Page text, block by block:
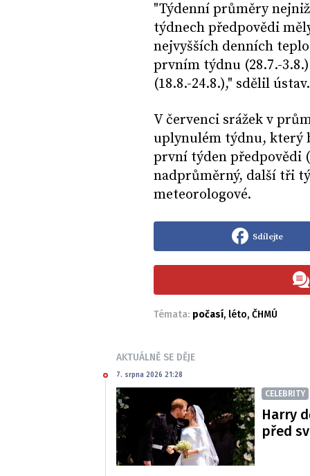
"Týdenní průměry
týdnech předpovědi
nejvyšších denních
prvním týdnu (28.7.-
(18.8.-24.8.)," sdělil ústav.
V červenci srážek v
uplynulém týdnu, který
první týden předpovědi
nadprůměrný, další tři
meteorologové.
Sdílejte
Témata: počasí, léto, ČHMÚ
AKTUÁLNĚ SE DĚJE
7. srpna 2026 21:28
CELEBRITY
Harry
před